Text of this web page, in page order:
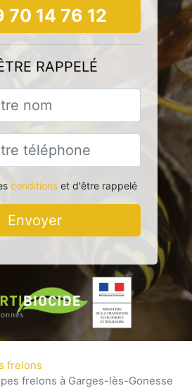
14 76 12
RAPPELÉ
conditionset d'être rappelé
Envoyer
frelons
frelons à Garges-lès-Gonesse